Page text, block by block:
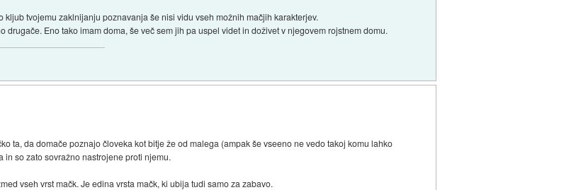
tvojemu zaklnijanju poznavanja še nisi vidu vseh možnih mačjih karakterjev.
Eno tako imam doma, še več sem jih pa uspel videt in doživet v njegovem rojstnem domu.
ta, da domače poznajo človeka kot bitje že od malega (ampak še vseeno ne vedo takoj komu lahko
so zato sovražno nastrojene proti njemu.
vseh vrst mačk. Je edina vrsta mačk, ki ubija tudi samo za zabavo.